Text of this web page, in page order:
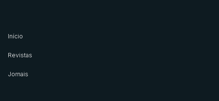
Início
Revistas
Jornais